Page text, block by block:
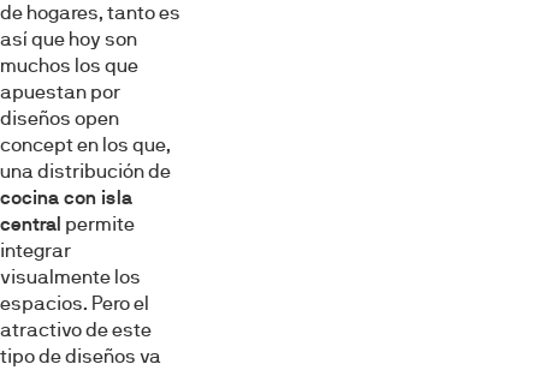
de hogares, tanto es
así que hoy son
muchos los que
apuestan por
diseños open
concept en los que,
una distribución de
cocina con isla
central permite
integrar
visualmente los
espacios. Pero el
atractivo de este
tipo de diseños va